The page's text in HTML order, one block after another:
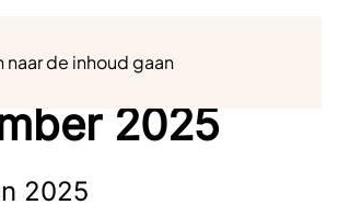
naar de inhoud gaan
2025
2025